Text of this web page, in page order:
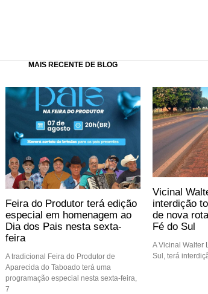
MAIS RECENTE DE BLOG
Feira do Produtor terá edição
especial em homenagem ao
Dia dos Pais nesta sexta-
feira
A tradicional Feira do Produtor de
Aparecida do Taboado terá uma
programação especial nesta sexta-feira,
7
Vicinal
interdição
de nova
Fé do Sul
A Vicinal Walter
Sul, terá